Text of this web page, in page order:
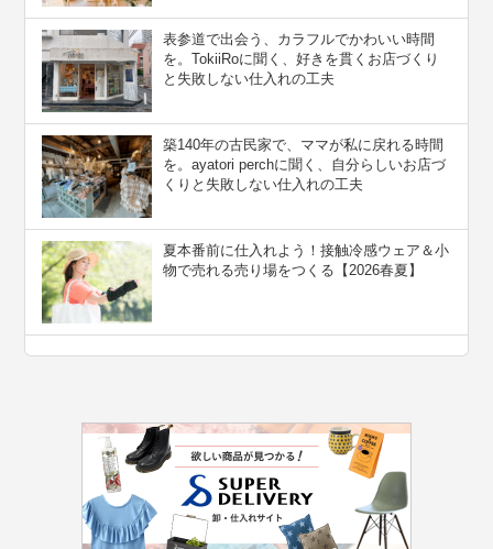
表参道で出会う、カラフルでかわいい時間
を。TokiiRoに聞く、好きを貫くお店づくり
と失敗しない仕入れの工夫
築140年の古民家で、ママが私に戻れる時間
を。ayatori perchに聞く、自分らしいお店づ
くりと失敗しない仕入れの工夫
夏本番前に仕入れよう！接触冷感ウェア＆小
物で売れる売り場をつくる【2026春夏】